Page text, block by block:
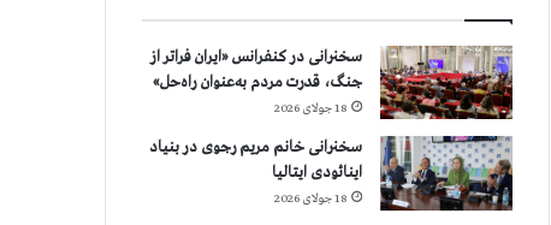
سخنرانی در کنفرانس «ایران فراتر از
جنگ، قدرت مردم به‌عنوان راه‌حل»
18 جولای 2026
سخنرانی خانم مریم رجوی در بنیاد
اینائودی ایتالیا
18 جولای 2026